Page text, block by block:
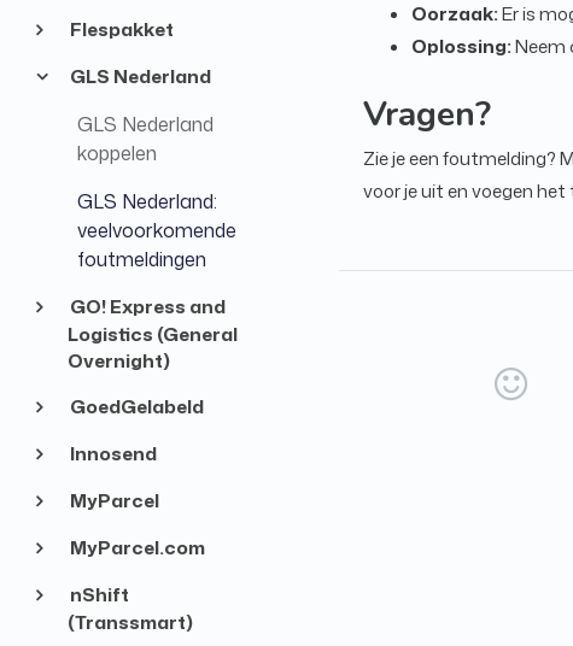
Flespakket
GLS Nederland
GLS Nederland
koppelen
GLS Nederland:
veelvoorkomende
foutmeldingen
GO! Express and
Logistics (General
Overnight)
GoedGelabeld
Innosend
MyParcel
MyParcel.com
nShift
(Transsmart)
Oorzaak:Er is
Oplossing:Neem
Vragen?
Zie je een foutmelding?
voor je uit en voegen